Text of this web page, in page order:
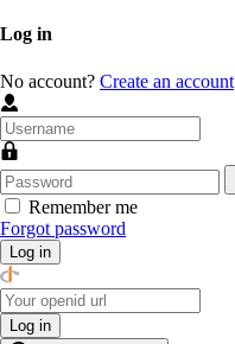
Log in
No account? Create an account
Remember me
Forgot password
Log in
Log in